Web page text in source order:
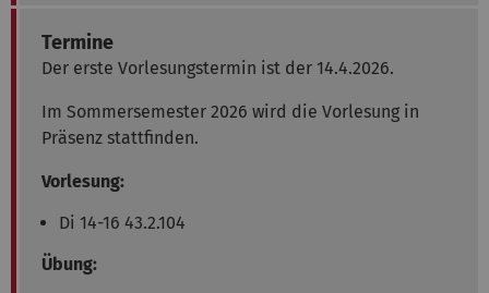
Termine
Der erste Vorlesungstermin ist der 14.4.2026.
Im Sommersemester 2026 wird die Vorlesung in
Präsenz stattfinden.
Vorlesung:
Di 14-16 43.2.104
Übung: